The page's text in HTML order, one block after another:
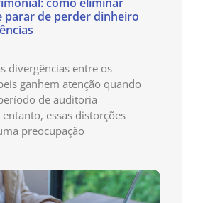
parar de perder dinheiro
divergências entre os
ganhem atenção quando
de auditoria
essas distorções
preocupação